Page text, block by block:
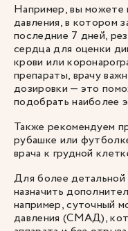
Например, вы можете
давления, в котором
последние 7 дней,
сердца для оценки
крови или
препараты, врачу
дозировки — это
подобрать наиболее
Также рекомендуем
рубашке или
врача к грудной
Для более детальной
назначить
например, суточный
давления (СМАД),